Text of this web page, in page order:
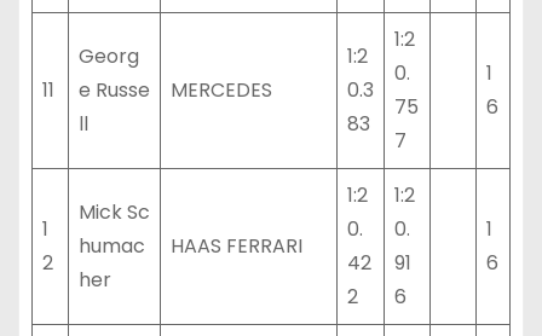
11
Georg
e Russe
ll
MERCEDES
1:2
0.3
83
1:2
0.
75
7
1
6
1
2
Mick Sc
humac
her
HAAS FERRARI
1:2
0.
42
2
1:2
0.
91
6
1
6